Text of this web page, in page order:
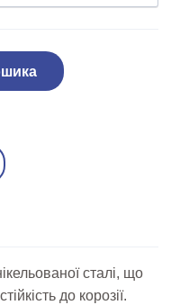
сталі, що
до корозії.